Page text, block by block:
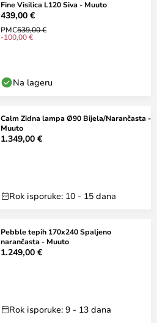
Fine Visilica L120 Siva - Muuto
439,00 €
PMC539,00 €
-100,00 €
Na lageru
Calm Zidna lampa Ø90 Bijela/Narančasta -
Muuto
1.349,00 €
Rok isporuke: 10 - 15 dana
Pebble tepih 170x240 Spaljeno
narančasta - Muuto
1.249,00 €
Rok isporuke: 9 - 13 dana